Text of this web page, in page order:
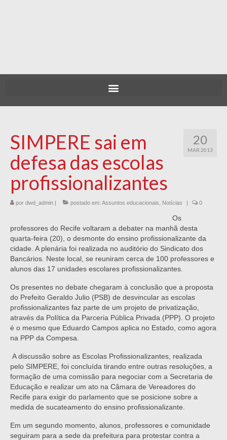
20
MAR 2013
SIMPERE sai em
defesa das escolas
profissionalizantes
por dwd_admin | postado em: Assuntos educacionais Notícias | 0
Os
professores do Recife voltaram a debater na manhã desta
quarta-feira (20), o desmonte do ensino profissionalizante da
cidade. A plenária foi realizada no auditório do Sindicato dos
Bancários. Neste local, se reuniram cerca de 100 professores e
alunos das 17 unidades escolares profissionalizantes.
Os presentes no debate chegaram à conclusão que a proposta
do Prefeito Geraldo Julio (PSB) de desvincular as escolas
profissionalizantes faz parte de um projeto de privatização,
através da Política da Parceria Pública Privada (PPP). O projeto
é o mesmo que Eduardo Campos aplica no Estado, como agora
na PPP da Compesa.
A discussão sobre as Escolas Profissionalizantes, realizada
pelo SIMPERE, foi concluída tirando entre outras resoluções, a
formação de uma comissão para negociar com a Secretaria de
Educação e realizar um ato na Câmara de Vereadores do
Recife para exigir do parlamento que se posicione sobre a
medida de sucateamento do ensino profissionalizante.
Em um segundo momento, alunos, professores e comunidade
seguiram para a sede da prefeitura para protestar contra a